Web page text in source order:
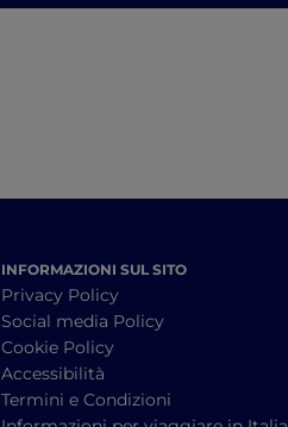
INFORMAZIONI SUL SITO
Privacy Policy
Social media Policy
Cookie Policy
Accessibilità
Termini e Condizioni